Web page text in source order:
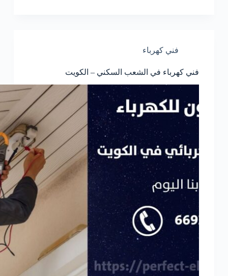
فني كهرباء
فني كهرباء في الشعب السكني – الكويت